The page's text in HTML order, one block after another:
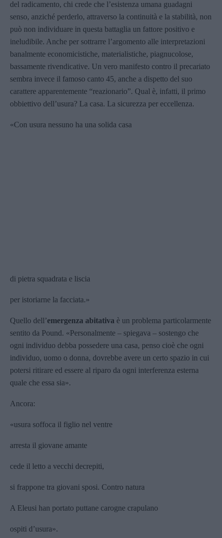
del radicamento, chi crede che l’esistenza umana guadagni
senso, anziché perderlo, attraverso la continuità e la stabilità, non
può non individuare in questa battaglia un fattore positivo e
ineludibile. Anche per sottrarre l’argomento alle interpretazioni
banalmente economicistiche, materialistiche, piagnucolose,
bassamente rivendicative. Un vero manifesto contro il precariato
sembra invece il famoso canto 45, anche a dispetto del suo
carattere apparentemente “reazionario”. Qual è, infatti, il primo
obbiettivo dell’usura? La casa. La sicurezza per eccellenza.
«Con usura nessuno ha una solida casa
di pietra squadrata e liscia
per istoriarne la facciata.»
Quello dell’emergenza abitativa è un problema particolarmente
sentito da Pound. «Personalmente – spiegava – sostengo che
ogni individuo debba possedere una casa, penso cioè che ogni
individuo, uomo o donna, dovrebbe avere un certo spazio in cui
potersi ritirare ed essere al riparo da ogni interferenza esterna
quale che essa sia».
Ancora:
«usura soffoca il figlio nel ventre
arresta il giovane amante
cede il letto a vecchi decrepiti,
si frappone tra giovani sposi. Contro natura
A Eleusi han portato puttane carogne crapulano
ospiti d’usura».